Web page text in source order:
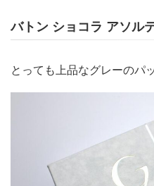
バトン ショコラ アソル
とっても上品なグレーのパ